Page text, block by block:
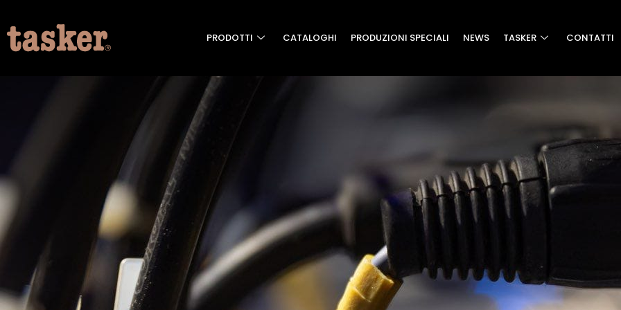
PRODOTTI CATALOGHI PRODUZIONI SPECIALI NEWS TASKER CONTATTI